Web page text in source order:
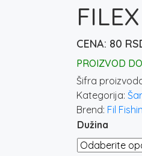
80
PROIZVOD
Šifra
Kategorija:
Brend: Fil
Dužina